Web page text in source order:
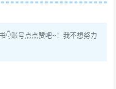
👇账号点点赞吧~！我不想努力